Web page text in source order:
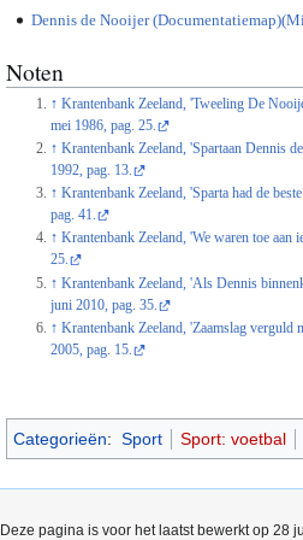
Dennis de Nooijer
Noten
↑ Krantenbank Zeeland, 'Tweeling De
mei 1986, pag. 25.
↑ Krantenbank Zeeland, 'Spartaan Dennis
1992, pag. 13.
↑ Krantenbank Zeeland, 'Sparta had de
pag. 41.
↑ Krantenbank Zeeland, 'We waren toe
25.
↑ Krantenbank Zeeland, 'Als Dennis
juni 2010, pag. 35.
↑ Krantenbank Zeeland, 'Zaamslag
2005, pag. 15.
Categorieën: Sport Sport: voetbal
Deze pagina is voor het laatst bewerkt op 28